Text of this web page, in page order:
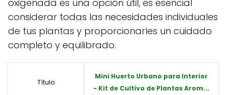
oxigenada es una opción útil, es esencial
considerar todas las necesidades individuales
de tus plantas y proporcionarles un cuidado
completo y equilibrado.
Título
Mini Huerto Urbano para Interior
- Kit de Cultivo de Plantas Arom...